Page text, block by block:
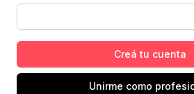
Creá tu cuenta
Unirme como